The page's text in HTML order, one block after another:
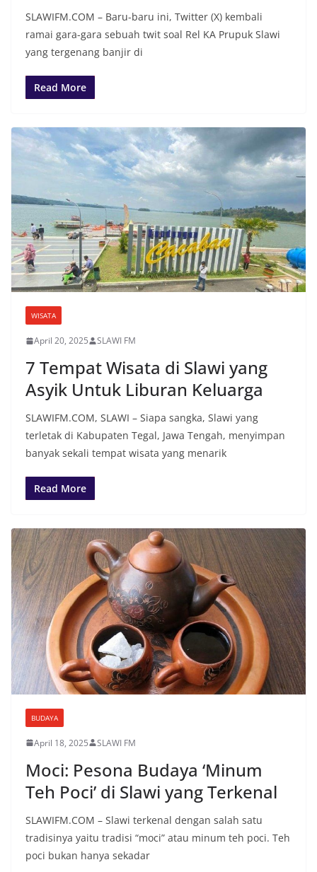
SLAWIFM.COM – Baru-baru ini, Twitter (X) kembali
ramai gara-gara sebuah twit soal Rel KA Prupuk Slawi
yang tergenang banjir di
Read More
WISATA
April 20, 2025 SLAWI FM
7 Tempat Wisata di Slawi yang
Asyik Untuk Liburan Keluarga
SLAWIFM.COM, SLAWI – Siapa sangka, Slawi yang
terletak di Kabupaten Tegal, Jawa Tengah, menyimpan
banyak sekali tempat wisata yang menarik
Read More
BUDAYA
April 18, 2025 SLAWI FM
Moci: Pesona Budaya ‘Minum
Teh Poci’ di Slawi yang Terkenal
SLAWIFM.COM – Slawi terkenal dengan salah satu
tradisinya yaitu tradisi “moci” atau minum teh poci. Teh
poci bukan hanya sekadar